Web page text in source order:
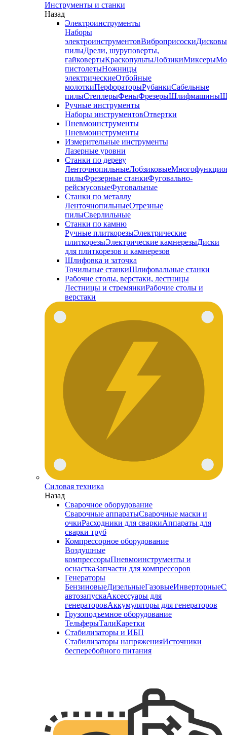
Инструменты и станки
Назад
Электроинструменты
Наборы
электроинструментовВиброприсоски
пилыДрели, шуруповерты,
гайковертыКраскопультыЛобзикиМиксеры
пистолетыНожницы
электрическиеОтбойные
молоткиПерфораторыРубанкиСабельные
пилыСтеплерыФеныФрезерыШлифмашины
Ручные инструменты
Наборы инструментовОтвертки
Пневмоинструменты
Пневмоинструменты
Измерительные инструменты
Лазерные уровни
Станки по дереву
ЛенточнопильныеЛобзиковые
пилыФрезерные станкиФуговально-
рейсмусовыеФуговальные
Станки по металлу
ЛенточнопильныеОтрезные
пилыСверлильные
Станки по камню
Ручные плиткорезыЭлектрические
плиткорезыЭлектрические камнерезыДиски
для плиткорезов и камнерезов
Шлифовка и заточка
Точильные станкиШлифовальные станки
Рабочие столы, верстаки, лестницы
Лестницы и стремянкиРабочие столы и
верстаки
Силовая техника
Назад
Сварочное оборудование
Сварочные аппаратыСварочные маски и
очкиРасходники для сваркиАппараты для
сварки труб
Компрессорное оборудование
Воздушные
компрессорыПневмоинструменты и
оснасткаЗапчасти для компрессоров
Генераторы
БензиновыеДизельныеГазовыеИнверторные
автозапускаАксессуары для
генераторовАккумуляторы для генераторов
Грузоподъемное оборудование
ТельферыТалиКаретки
Стабилизаторы и ИБП
Стабилизаторы напряженияИсточники
бесперебойного питания